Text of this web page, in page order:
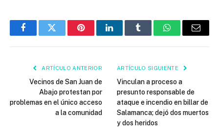
FacebookTwitter PinterestLinkedInTumblr WhatsAppEmail
ARTÍCULO ANTERIOR
Vecinos de San Juan de
Abajo protestan por
problemas en el único acceso
a la comunidad
ARTÍCULO SIGUIENTE
Vinculan a proceso a
presunto responsable de
ataque e incendio en billar de
Salamanca; dejó dos muertos
y dos heridos